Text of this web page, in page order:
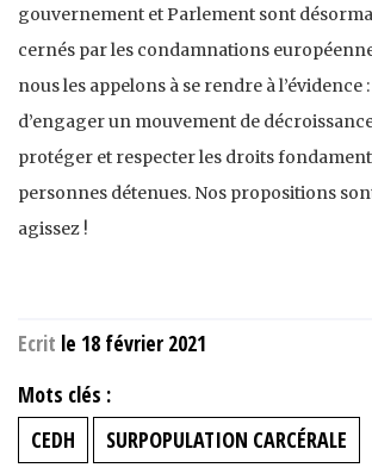
gouvernement et Parlement sont
cernés par les condamnations
nous les appelons à se rendre à l’évidence
d’engager un mouvement de
protéger et respecter les droits
personnes détenues. Nos propositions
agissez !
Ecrit le 18 février 2021
Mots clés :
CEDH
SURPOPULATION CARCÉRALE